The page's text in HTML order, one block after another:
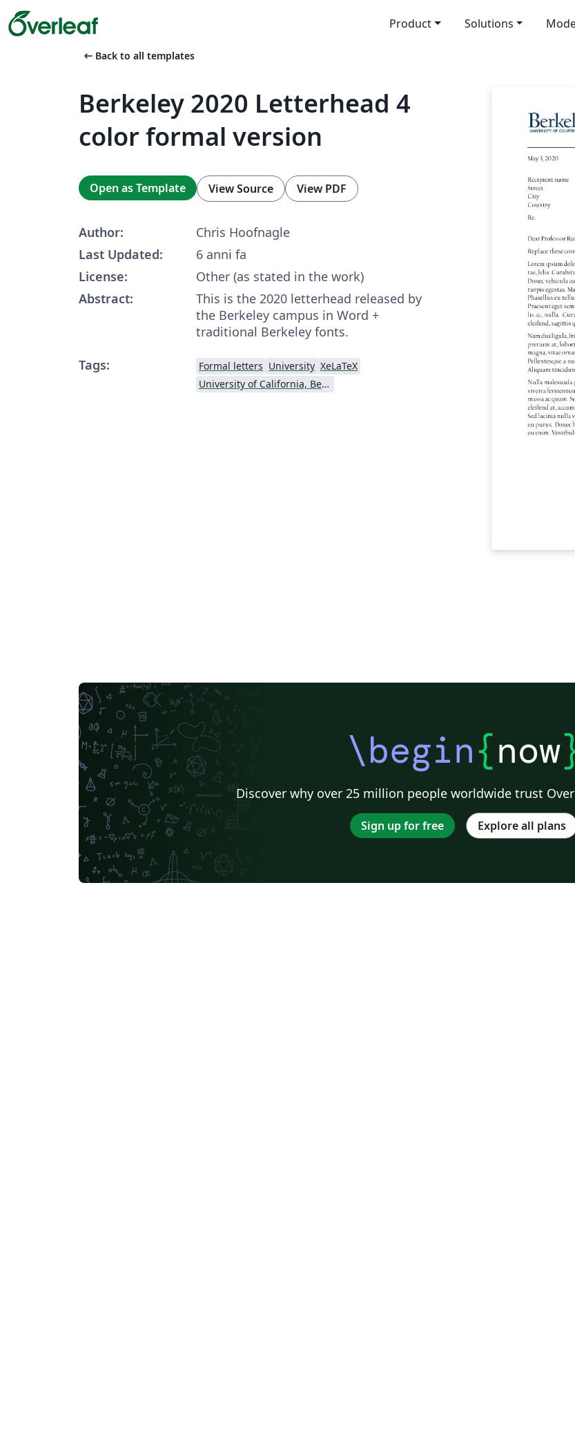
Product Solutions
arrow_left_alt Back to all templates
Berkeley 2020 Letterhead 4
color formal version
Open as Template View Source View PDF
Author:
Chris Hoofnagle
Last Updated:
6 anni fa
License:
Other (as stated in the work)
Abstract:
This is the 2020 letterhead released by
the Berkeley campus in Word +
traditional Berkeley fonts.
Tags:
Formal letters University XeLaTeX
University of California, Berkeley
\begin{now
Discover why over 25 million people worldwide trust
Sign up for free Explore all plans